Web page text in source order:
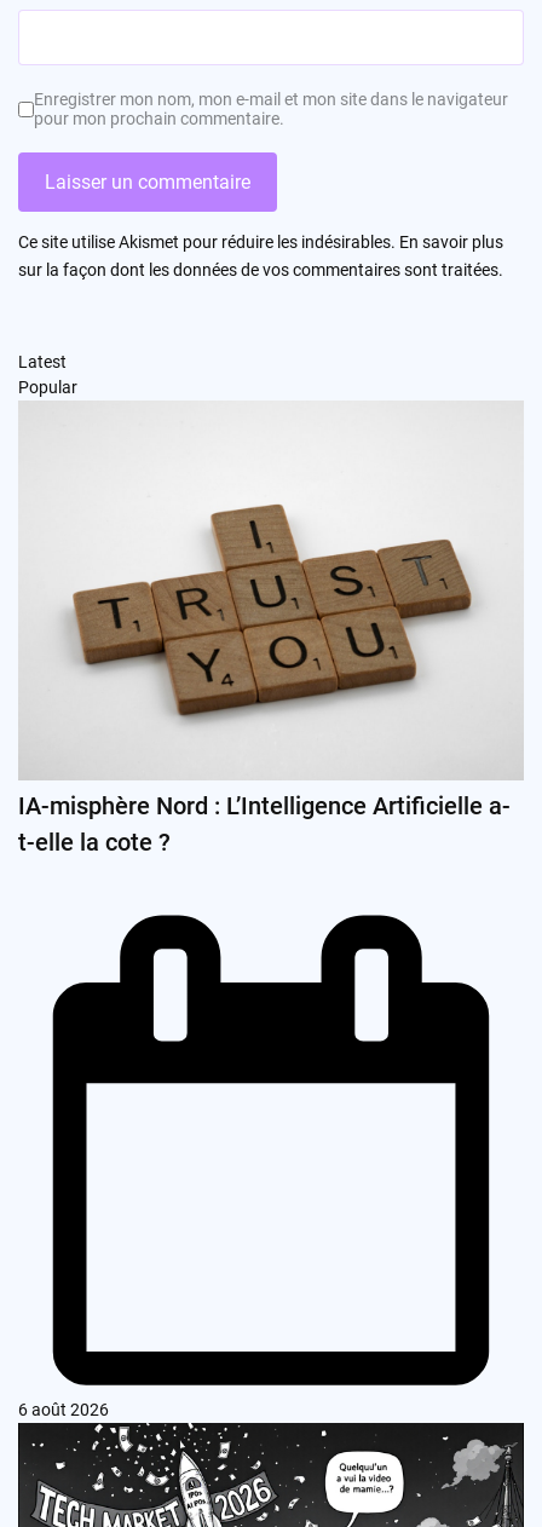
Enregistrer mon nom, mon e-mail et mon site dans le navigateur
pour mon prochain commentaire.
Ce site utilise Akismet pour réduire les indésirables. En savoir plus
sur la façon dont les données de vos commentaires sont traitées.
Latest
Popular
IA-misphère Nord : L’Intelligence Artificielle a-
t-elle la cote ?
6 août 2026